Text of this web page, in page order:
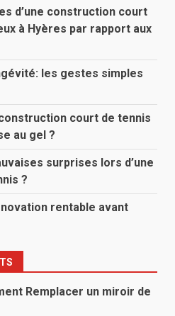
d’une construction court
à Hyères par rapport aux
les gestes simples
court de tennis
au gel ?
surprises lors d’une
?
rentable avant
Remplacer un miroir de